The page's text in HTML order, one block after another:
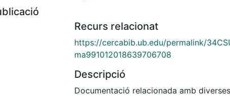
Recurs relacionat
https://cercabib.ub.edu/permalink/
ma991012018639706708
Descripció
Documentació relacionada amb